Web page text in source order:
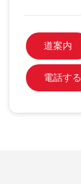
道案内
電話する